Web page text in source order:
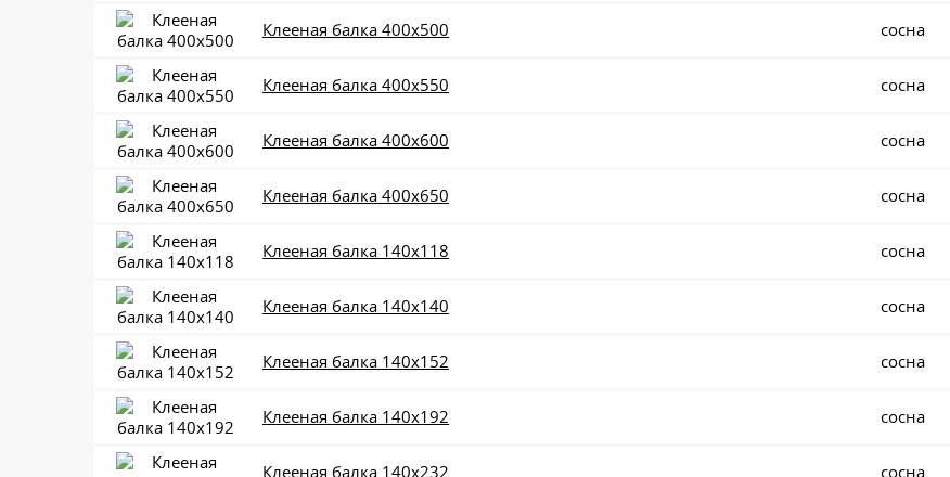
Клееная балка 400x500 сосна
Клееная балка 400x550 сосна
Клееная балка 400x600 сосна
Клееная балка 400x650 сосна
Клееная балка 140x118 сосна
Клееная балка 140x140 сосна
Клееная балка 140x152 сосна
Клееная балка 140x192 сосна
Клееная балка 140x232 сосна